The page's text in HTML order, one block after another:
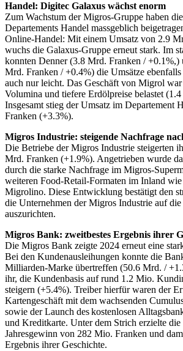
Handel: Digitec Galaxus wächst enorm
Zum Wachstum der Migros-Gruppe haben
Departements Handel massgeblich
Online-Handel: Mit einem Umsatz von 2.9
wuchs die Galaxus-Gruppe erneut stark. Im
konnten Denner (3.8 Mrd. Franken /
Mrd. Franken / +0.4%) die Umsätze ebenfalls
auch nur leicht. Das Geschäft von Migrol
Volumina und tiefere Erdölpreise belastet
Insgesamt stieg der Umsatz im Departement
Franken (+3.3%).
Migros Industrie: steigende Nachfrage
Die Betriebe der Migros Industrie steigerten
Mrd. Franken (+1.9%). Angetrieben wurde
durch die starke Nachfrage im Migros-
weiteren Food-Retail-Formaten im Inland
Migrolino. Diese Entwicklung bestätigt den
die Unternehmen der Migros Industrie auf
auszurichten.
Migros Bank: zweitbestes Ergebnis ihrer
Die Migros Bank zeigte 2024 erneut eine
Bei den Kundenausleihungen konnte die
Milliarden-Marke übertreffen (50.6 Mrd. /
ihr, die Kundenbasis auf rund 1.2 Mio.
steigern (+5.4%). Treiber hierfür waren der
Kartengeschäft mit dem wachsenden
sowie der Launch des kostenlosen
und Kreditkarte. Unter dem Strich erzielte
Jahresgewinn von 282 Mio. Franken und
Ergebnis ihrer Geschichte.